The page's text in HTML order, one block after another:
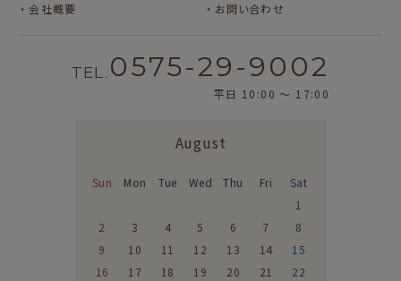
会社概要
お問い合わせ
TEL. 0575-29-9002
平日 10:00 〜 17:00
August
Sun Mon Tue Wed Thu Fri
Sat
1
2
3 4 5 6 7
8
9
10 11 12 13 14
15
16
17 18 19 20 21
22